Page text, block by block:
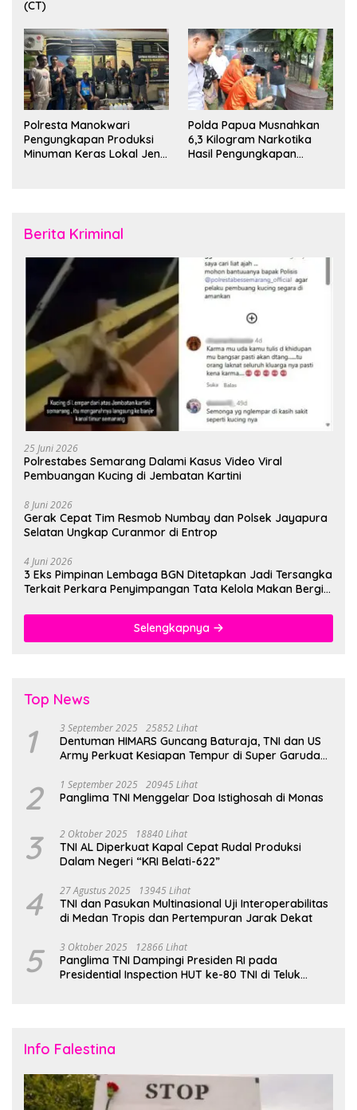
(CT)
Polresta Manokwari
Pengungkapan Produksi
Minuman Keras Lokal Jenis
Polda Papua Musnahkan
6,3 Kilogram Narkotika
Hasil Pengungkapan
Berita Kriminal
25 Juni 2026
Polrestabes Semarang Dalami Kasus Video Viral
Pembuangan Kucing di Jembatan Kartini
8 Juni 2026
Gerak Cepat Tim Resmob Numbay dan Polsek Jayapura
Selatan Ungkap Curanmor di Entrop
4 Juni 2026
3 Eks Pimpinan Lembaga BGN Ditetapkan Jadi Tersangka
Terkait Perkara Penyimpangan Tata Kelola Makan Bergizi
Selengkapnya
Top News
1 3 September 2025 25852 Lihat
Dentuman HIMARS Guncang Baturaja, TNI dan US
Army Perkuat Kesiapan Tempur di Super Garuda
2 1 September 2025 20945 Lihat
Panglima TNI Menggelar Doa Istighosah di Monas
3 2 Oktober 2025 18840 Lihat
TNI AL Diperkuat Kapal Cepat Rudal Produksi
Dalam Negeri “KRI Belati-622”
4 27 Agustus 2025 13945 Lihat
TNI dan Pasukan Multinasional Uji Interoperabilitas
di Medan Tropis dan Pertempuran Jarak Dekat
5 3 Oktober 2025 12866 Lihat
Panglima TNI Dampingi Presiden RI pada
Presidential Inspection HUT ke-80 TNI di Teluk
Info Falestina